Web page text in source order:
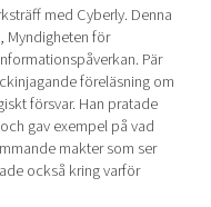
med Cyberly. Denna
Myndigheten för
Pär
föreläsning om
försvar. Han pratade
gav exempel på vad
makter som ser
också kring varför